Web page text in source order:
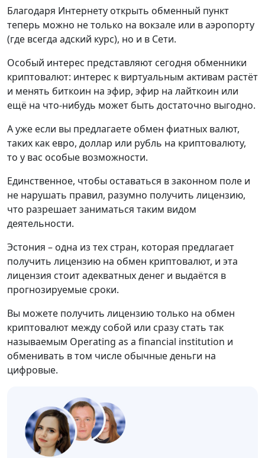
Благодаря Интернету открыть обменный пункт
теперь можно не только на вокзале или в аэропорту
(где всегда адский курс), но и в Сети.
Особый интерес представляют сегодня обменники
криптовалют: интерес к виртуальным активам растёт
и менять биткоин на эфир, эфир на лайткоин или
ещё на что-нибудь может быть достаточно выгодно.
А уже если вы предлагаете обмен фиатных валют,
таких как евро, доллар или рубль на криптовалюту,
то у вас особые возможности.
Единственное, чтобы оставаться в законном поле и
не нарушать правил, разумно получить лицензию,
что разрешает заниматься таким видом
деятельности.
Эстония – одна из тех стран, которая предлагает
получить лицензию на обмен криптовалют, и эта
лицензия стоит адекватных денег и выдаётся в
прогнозируемые сроки.
Вы можете получить лицензию только на обмен
криптовалют между собой или сразу стать так
называемым Operating as a financial institution и
обменивать в том числе обычные деньги на
цифровые.